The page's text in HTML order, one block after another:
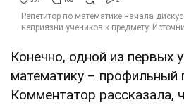
Конечно, одной из первых
математику –
Комментатор рассказала,